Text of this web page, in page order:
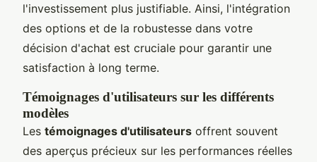
l'investissement plus justifiable. Ainsi, l'intégration
des options et de la robustesse dans votre
décision d'achat est cruciale pour garantir une
satisfaction à long terme.
Témoignages d'utilisateurs sur les différents
modèles
Les témoignages d'utilisateurs offrent souvent
des aperçus précieux sur les performances réelles